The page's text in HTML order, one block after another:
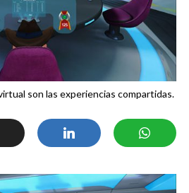
son las experiencias compartidas.